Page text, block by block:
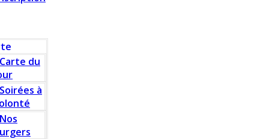
Carte du
Soirées à
Nos